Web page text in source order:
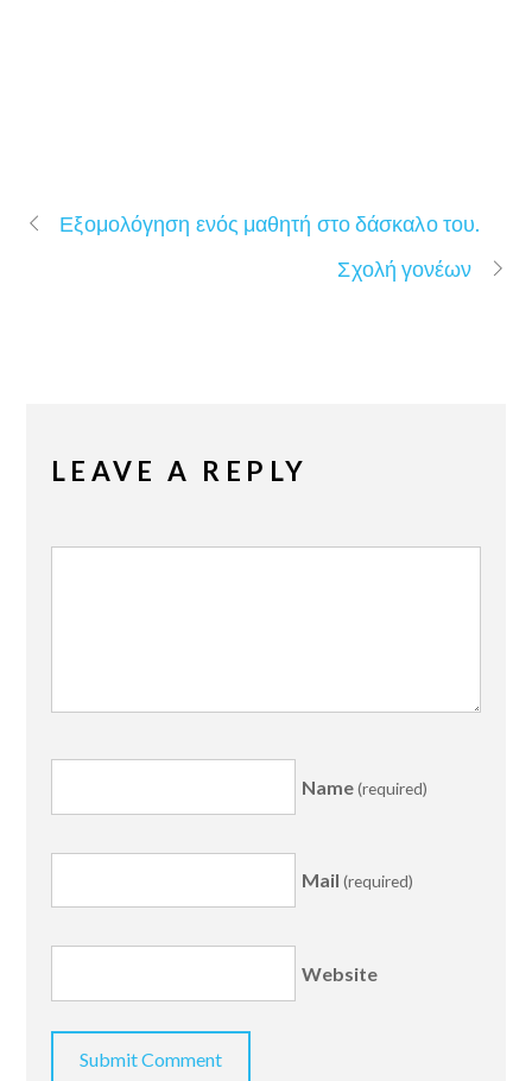
Εξομολόγηση ενός μαθητή στο δάσκαλο του.
Σχολή γονέων
LEAVE A REPLY
Name(required)
Mail (required)
Website